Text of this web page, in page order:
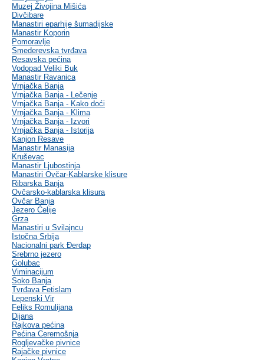
Muzej Živojina Mišića
Divčibare
Manastiri eparhije šumadijske
Manastir Koporin
Pomoravlje
Smederevska tvrđava
Resavska pećina
Vodopad Veliki Buk
Manastir Ravanica
Vrnjačka Banja
Vrnjačka Banja - Lečenje
Vrnjačka Banja - Kako doći
Vrnjačka Banja - Klima
Vrnjačka Banja - Izvori
Vrnjačka Banja - Istorija
Kanjon Resave
Manastir Manasija
Kruševac
Manastir Ljubostinja
Manastiri Ovčar-Kablarske klisure
Ribarska Banja
Ovčarsko-kablarska klisura
Ovčar Banja
Jezero Ćelije
Grza
Manastiri u Svilajncu
Istočna Srbija
Nacionalni park Đerdap
Srebrno jezero
Golubac
Viminacijum
Soko Banja
Tvrđava Fetislam
Lepenski Vir
Feliks Romulijana
Dijana
Rajkova pećina
Pećina Ceremošnja
Rogljevačke pivnice
Rajačke pivnice